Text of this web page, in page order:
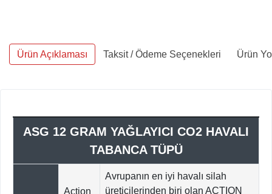
Ürün Açıklaması Taksit / Ödeme Seçenekleri Ürün
ASG 12 GRAM YAĞLAYICI CO2 HAVALI
TABANCA TÜPÜ
Action
Avrupanın en iyi havalı silah
üreticilerinden biri olan ACTION